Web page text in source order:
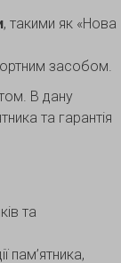
, такими як «Нова
засобом.
В дану
та гарантія
та
пам’ятника,